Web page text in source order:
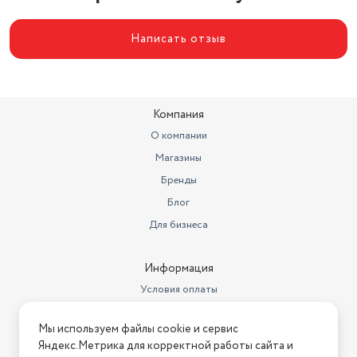
Вес
54
Протокол связи
USB
Написать отзыв
Компания
О компании
Магазины
Бренды
Блог
Для бизнеса
Информация
Условия оплаты
Условия возврата
Мы используем файлы cookie и сервис
Яндекс.Метрика для корректной работы сайта и